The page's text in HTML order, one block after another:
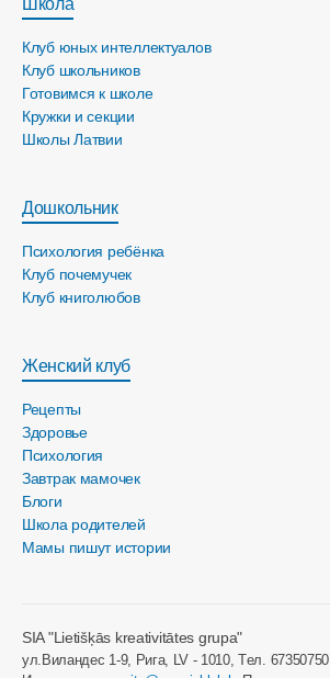
Клуб юных интеллектуалов
Клуб школьников
Готовимся к школе
Кружки и секции
Школы Латвии
Дошкольник
Психология ребёнка
Клуб почемучек
Клуб книголюбов
Женский клуб
Рецепты
Здоровье
Психология
Завтрак мамочек
Блоги
Школа родителей
Мамы пишут истории
SIA "Lietišķās kreativitātes grupa"
ул.Виландес 1-9, Рига, LV - 1010, Tел. 67350750